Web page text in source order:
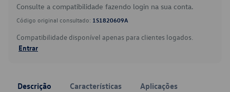
Consulte a compatibilidade fazendo login na sua conta.
Código original consultado: 1S1820609A
Compatibilidade disponível apenas para clientes logados.
Entrar
Descrição Características Aplicações